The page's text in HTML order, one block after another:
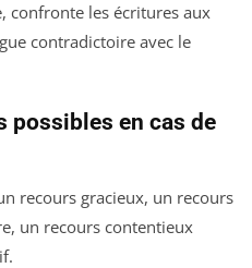
confronte les écritures aux
contradictoire avec le
possibles en cas de
recours gracieux, un recours
un recours contentieux